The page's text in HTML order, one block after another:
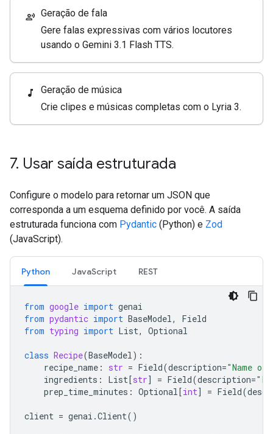
record_voice_over Geração de fala
Gere falas expressivas com vários locutores
usando o Gemini 3.1 Flash TTS.
music_note
Geração de música
Crie clipes e músicas completas com o Lyria 3.
7. Usar saída estruturada
Configure o modelo para retornar um JSON que
corresponda a um esquema definido por você. A saída
estruturada funciona com Pydantic (Python) e Zod
(JavaScript).
Python JavaScript REST
from google import genai
from pydantic import BaseModel,
Field
from typing import List, Optional
class Recipe(BaseModel):
recipe_name : str = Field(description="Name
ingredients : List[str] = Field(description=
prep_time_minutes : Optional[int] = Field(
client = genai .Client()